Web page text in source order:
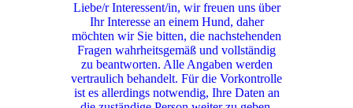
Liebe/r Interessent/in, wir freuen uns über
Ihr Interesse an einem Hund, daher
möchten wir Sie bitten, die nachstehenden
Fragen wahrheitsgemäß und vollständig
zu beantworten. Alle Angaben werden
vertraulich behandelt. Für die Vorkontrolle
ist es allerdings notwendig, Ihre Daten an